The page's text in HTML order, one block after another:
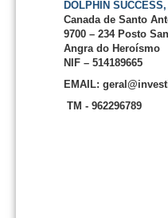
DOLPHIN
Canada de Santo
9700 – 234 Posto
Angra do Heroísmo
NIF – 514189665
EMAIL:
TM - 962296789